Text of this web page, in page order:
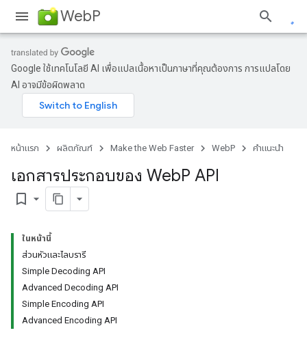
WebP
Google ใช้เทคโนโลยี AI เพื่อแปลเนื้อหาเป็นภาษาที่คุณต้องการ การแปลโดย
AI อาจมีข้อผิดพลาด
หน้าแรก ผลิตภัณฑ์ Make the Web Faster WebP คำแนะนำ
เอกสารประกอบของ WebP API
bookmark_border
ในหน้านี้
ส่วนหัวและไลบรารี
Simple Decoding API
Advanced Decoding API
Simple Encoding API
Advanced Encoding API